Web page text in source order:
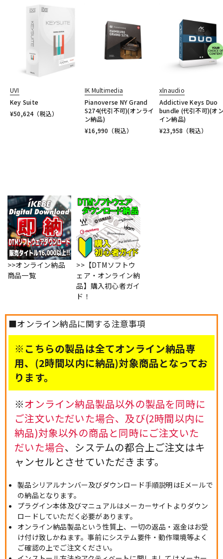
UVI
Key Suite
¥50,624（税込）
IK Multimedia
Pianoverse NY Grand
S274(代引不可)(オンライ
ン納品)
¥16,990 （税込）
xlnaudio
Addictive Keys Duo
bundle (代引不可)(オ
イン納品)
¥23,958 （税込）
>>オンライン納品
商品一覧
>>【DTMソフトウ
ェア・オンライン納
品】購入初心者ガイ
ド！
■オンライン納品に関する注意事項
※こちらの製品は全てオンライン納品専
用、(2時間以内に納品)対象商品となってお
ります。
※オンライン納品製品以外の製品を同時に
ご注文いただいた場合、及び(2時間以内に
納品)対象以外の商品と同時にご注文いた
だいた場合、システムの都合上ご注文はキ
ャンセルとさせていただきます。
製品シリアルナンバー及びダウンロード手順説明はEメールで
の納品となります。
プラグイン本体及びマニュアルはメーカーサイトよりダウン
ロードしていただく必要があります。
オンライン納品製品という性質上、一切の返品・返金はお受
け付け致しかねます。事前にシステム要件・動作環境等よく
ご確認の上でご注文ください。